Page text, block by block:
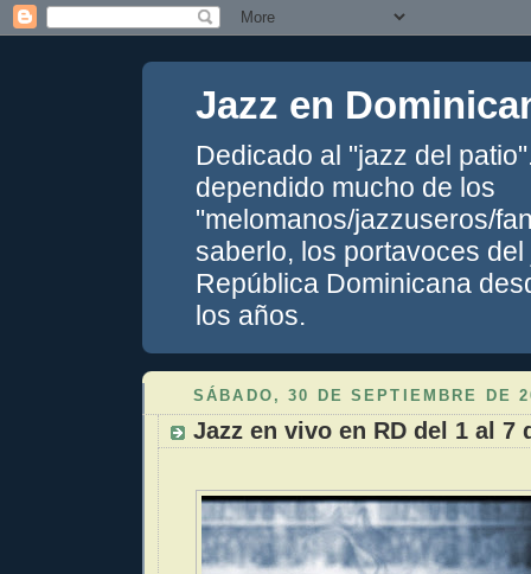
Jazz en
Dedicado al "jazz del
dependido mucho de los
"melomanos/jazzuseros/
saberlo, los portavoces
República Dominicana
los años.
SÁBADO, 30 DE SEPTIEMBRE DE
Jazz en vivo en RD del 1 al 7